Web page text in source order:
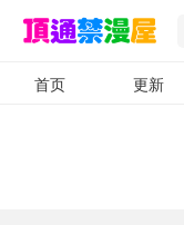
首页 更新